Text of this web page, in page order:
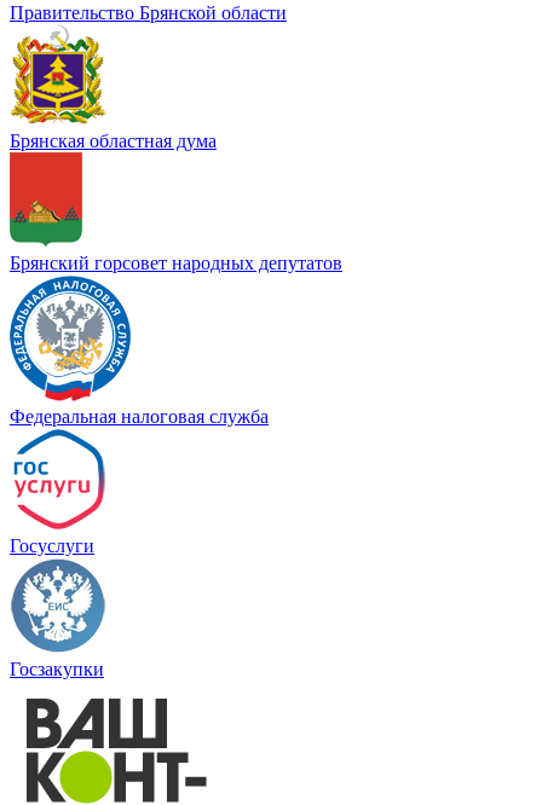
Правительство Брянской области
Брянская областная дума
Брянский горсовет народных депутатов
Федеральная налоговая служба
Госуслуги
Госзакупки